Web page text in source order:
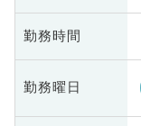
勤務時間
勤務曜日